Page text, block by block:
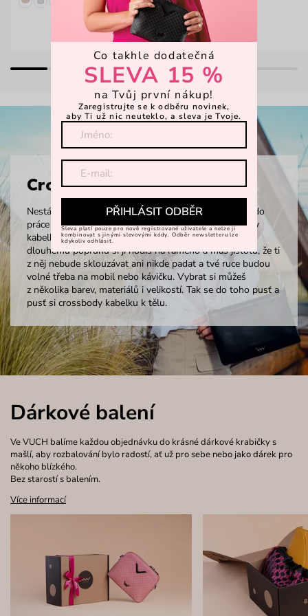
Crossbody
Nestárnoucí klasika, kterou můžeš nosit v létě i zimě, do
práce i na prochajdu, k teniskám i lodičkám. Crossbody
kabelka je prostě kousek, který zaručeně unosíš. Díky
dlouhému popruhu si ji hodíš na rameno a máš jistotu, že ti
z něj nebude sklouzávat ani nikde padat a tvé ruce budou
volné třeba na mobil nebo kávičku. Vybrat si můžeš
z několika barev, materiálů i velikostí. Tak se do toho pusť a
pusť si crossbody kabelku k tělu.
Dárkové balení
Ve VUCH balíme každou objednávku do krásné dárkové krabičky s
mašlí, aby rozbalování bylo radostí, ať už pro sebe nebo jako dárek pro
někoho blízkého.
Bez starostí s balením.
Více informací
Co takhle dodatečná
SLEVA 15 %
na Tvůj první nákup!
Zaregistrujte se k odběru novinek,
aby Ti už nic neuteklo, a sleva je Tvoje.
PŘIHLÁSIT ODBĚR
Sleva platí pouze pro nově registrované uživatele a nelze ji
kombinovat s jinými slevovými kódy. Odběr newsletteru lze
kdykoliv odhlásit.